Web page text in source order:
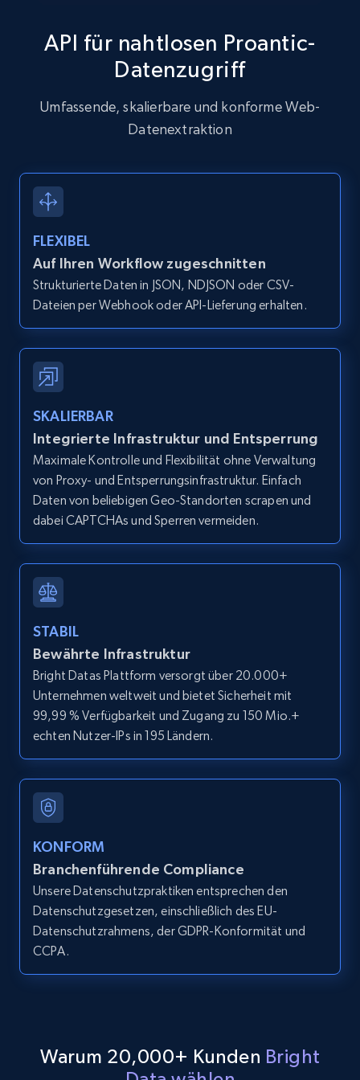
Zillow properties listing information
Zpid, City, State, HomeStatus, Address,
IsListingClaimedByCurrentSignedInUser,
IsCurrentSignedInAgentResponsible, Bedrooms,
Zillow properties listing information -
Discover by custom filters - location, home
type and status
IsCurrentSignedInAgentResponsible, Bedrooms,
and more.
12K+ 1.3K+ Gratis testen
Zillow properties listing information -
Zpid, City, State, HomeStatus, Address,
IsListingClaimedByCurrentSignedInUser,
and more.
12K+ 1.3K+ Gratis testen
URL, ID, User id, Use url, Title, Headline, Post
text, Date posted, and more.
11.3K+
LinkedIn posts - Discover user's articles by
URL
API für nahtlosen Proantic-
Datenzugriff
Umfassende, skalierbare und konforme Web-
Datenextraktion
FLEXIBEL
Auf Ihren Workflow zugeschnitten
Strukturierte Daten in JSON, NDJSON oder CSV-
Dateien per Webhook oder API-Lieferung erhalten.
SKALIERBAR
Integrierte Infrastruktur und Entsperrung
Maximale Kontrolle und Flexibilität ohne Verwaltung
von Proxy- und Entsperrungsinfrastruktur. Einfach
Daten von beliebigen Geo-Standorten scrapen und
dabei CAPTCHAs und Sperren vermeiden.
STABIL
Bewährte Infrastruktur
Bright Datas Plattform versorgt über 20.000+
Unternehmen weltweit und bietet Sicherheit mit
99,99 % Verfügbarkeit und Zugang zu 150 Mio.+
echten Nutzer-IPs in 195 Ländern.
KONFORM
Branchenführende Compliance
Unsere Datenschutzpraktiken entsprechen den
Datenschutzgesetzen, einschließlich des EU-
Datenschutzrahmens, der GDPR-Konformität und
CCPA.
Warum 20,000+ Kunden Bright